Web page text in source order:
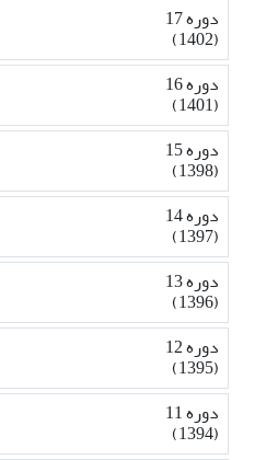
دوره 17
(1402)
دوره 16
(1401)
دوره 15
(1398)
دوره 14
(1397)
دوره 13
(1396)
دوره 12
(1395)
دوره 11
(1394)